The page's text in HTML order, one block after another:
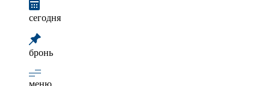
сегодня
бронь
меню